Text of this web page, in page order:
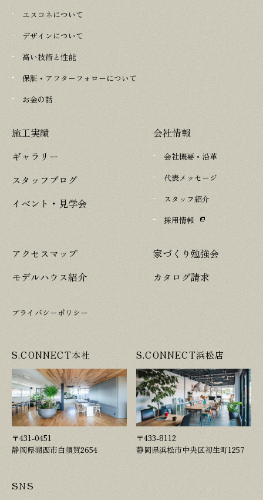
エスコネについて
デザインについて
高い技術と性能
保証・アフターフォローについて
お金の話
施工実績
ギャラリー
スタッフブログ
イベント・見学会
会社情報
会社概要・沿革
代表メッセージ
スタッフ紹介
採用情報
アクセスマップ
モデルハウス紹介
家づくり勉強会
カタログ請求
プライバシーポリシー
S.CONNECT本社
〒431-0451
静岡県湖西市白須賀2654
S.CONNECT浜松店
〒433-8112
静岡県浜松市中央区初生町1257
SNS